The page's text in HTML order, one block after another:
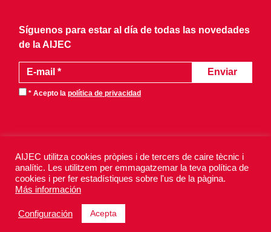
Síguenos para estar al día de todas las novedades
de la AIJEC
* Acepto la política de privacidad
AIJEC 2026 - Todos los derechos reservados.
Aviso legal
Política de privacidad
Design byXurris & CO
AIJEC utilitza cookies pròpies i de tercers de caire tècnic i
analític. Les utilitzem per emmagatzemar la teva política de
cookies i per fer estadístiques sobre l'us de la pàgina.
Más información
Configuración Acepta